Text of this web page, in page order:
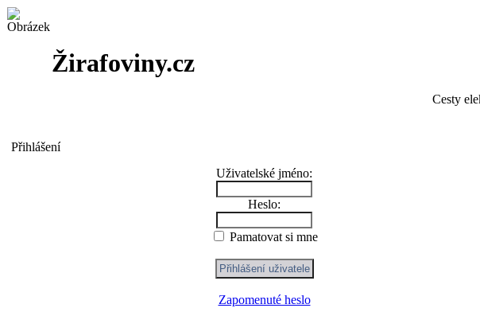
Žirafoviny.cz
Cesty
Přihlášení
Uživatelské jméno:
Heslo:
Pamatovat si mne
Zapomenuté heslo